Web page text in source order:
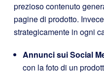
prezioso contenuto
pagine di prodotto.
strategicamente in ogni
Annunci sui Social
con la foto di un